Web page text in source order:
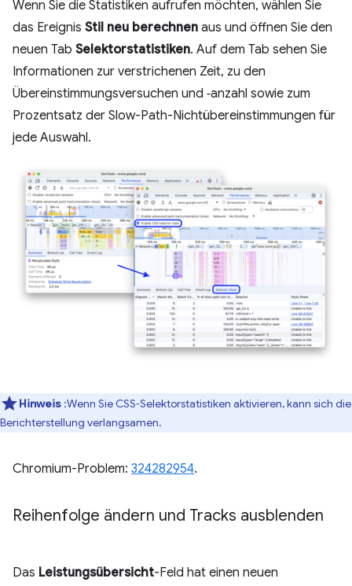
Wenn Sie die Statistiken aufrufen möchten, wählen Sie
das Ereignis Stil neu berechnen aus und öffnen Sie den
neuen Tab Selektorstatistiken. Auf dem Tab sehen Sie
Informationen zur verstrichenen Zeit, zu den
Übereinstimmungsversuchen und ‑anzahl sowie zum
Prozentsatz der Slow-Path-Nichtübereinstimmungen für
jede Auswahl.
Hinweis :Wenn Sie CSS‑Selektorstatistiken aktivieren, kann sich die
Berichterstellung verlangsamen.
Chromium-Problem: 324282954.
Reihenfolge ändern und Tracks ausblenden
Das Leistungsübersicht-Feld hat einen neuen